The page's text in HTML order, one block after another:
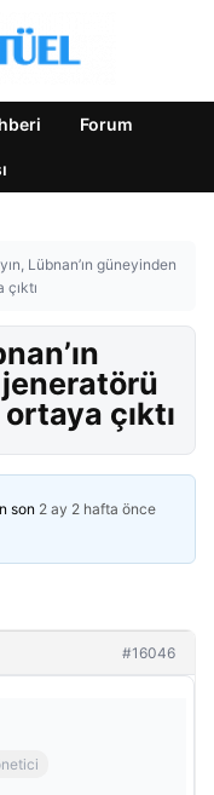
Forum
Lübnan’ın güneyinden
jeneratörü
çıktı
son 2 ay 2 hafta önce
#16046